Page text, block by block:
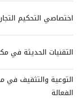
اختصاصي التحكيم
التقنيات الحديثة في
التوعية والتثقيف في
الفعالة